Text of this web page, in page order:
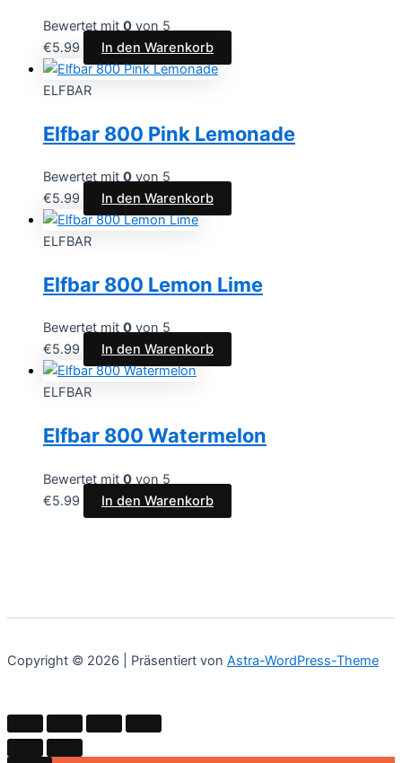
Bewertet mit 0 von 5
€5.99 In den Warenkorb
ELFBAR
Elfbar 800 Pink Lemonade
Bewertet mit 0 von 5
€5.99 In den Warenkorb
ELFBAR
Elfbar 800 Lemon Lime
Bewertet mit 0 von 5
€5.99 In den Warenkorb
ELFBAR
Elfbar 800 Watermelon
Bewertet mit 0 von 5
€5.99 In den Warenkorb
Copyright © 2026 | Präsentiert von Astra-WordPress-Theme